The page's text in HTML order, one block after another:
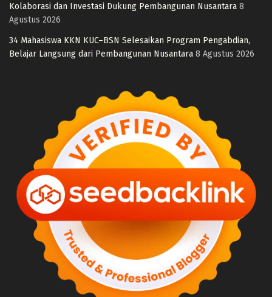
Kolaborasi dan Investasi Dukung Pembangunan Nusantara 8
Agustus 2026
34 Mahasiswa KKN KUC–BSN Selesaikan Program Pengabdian,
Belajar Langsung dari Pembangunan Nusantara 8 Agustus 2026